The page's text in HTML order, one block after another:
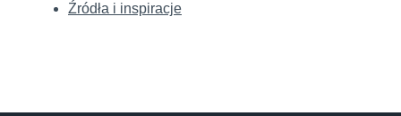
Źródła i inspiracje